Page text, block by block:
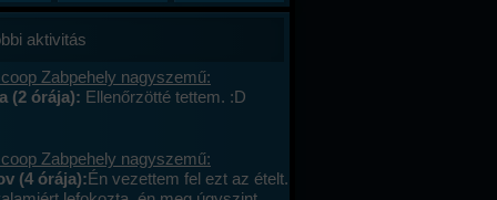
aktivitás
Zabpehely nagyszemű:
(2 órája): Ellenőrzötté tettem. :D
Zabpehely nagyszemű:
(4 órája):Én vezettem fel ezt az ételt.